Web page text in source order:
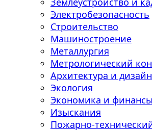
Электробезопасность
Строительство
Машиностроение
Металлургия
Метрологический
Архитектура и дизайн
Экология
Экономика и финансы
Изыскания
Пожарно-